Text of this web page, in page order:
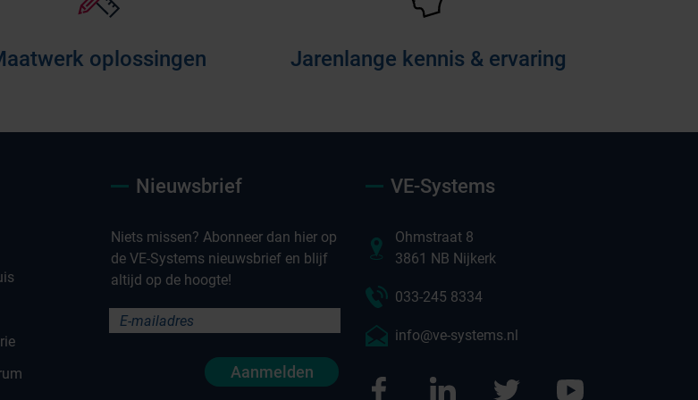
oplossingen Jarenlange kennis & ervaring
Nieuwsbrief
Niets missen? Abonneer dan hier op
de VE-Systems nieuwsbrief en blijf
altijd op de hoogte!
Aanmelden
VE-Systems
Ohmstraat 8
3861 NB Nijkerk
033-245 8334
info@ve-systems.nl